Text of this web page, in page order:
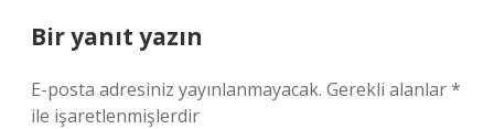
Bir yanıt yazın
E-posta adresiniz yayınlanmayacak. Gerekli alanlar*
ile işaretlenmişlerdir